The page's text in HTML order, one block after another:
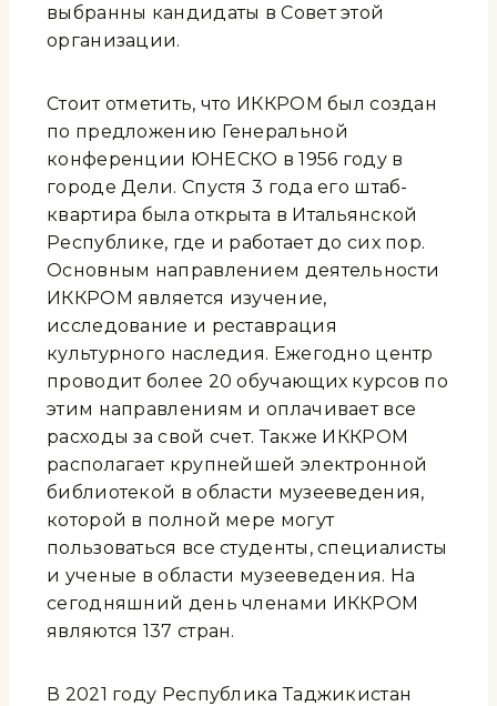
выбранны кандидаты в Совет этой
организации.
Стоит отметить, что ИККРОМ был создан
по предложению Генеральной
конференции ЮНЕСКО в 1956 году в
городе Дели. Спустя 3 года его штаб-
квартира была открыта в Итальянской
Республике, где и работает до сих пор.
Основным направлением деятельности
ИККРОМ является изучение,
исследование и реставрация
культурного наследия. Ежегодно центр
проводит более 20 обучающих курсов по
этим направлениям и оплачивает все
расходы за свой счет. Также ИККРОМ
располагает крупнейшей электронной
библиотекой в области музееведения,
которой в полной мере могут
пользоваться все студенты, специалисты
и ученые в области музееведения. На
сегодняшний день членами ИККРОМ
являются 137 стран.
В 2021 году Республика Таджикистан